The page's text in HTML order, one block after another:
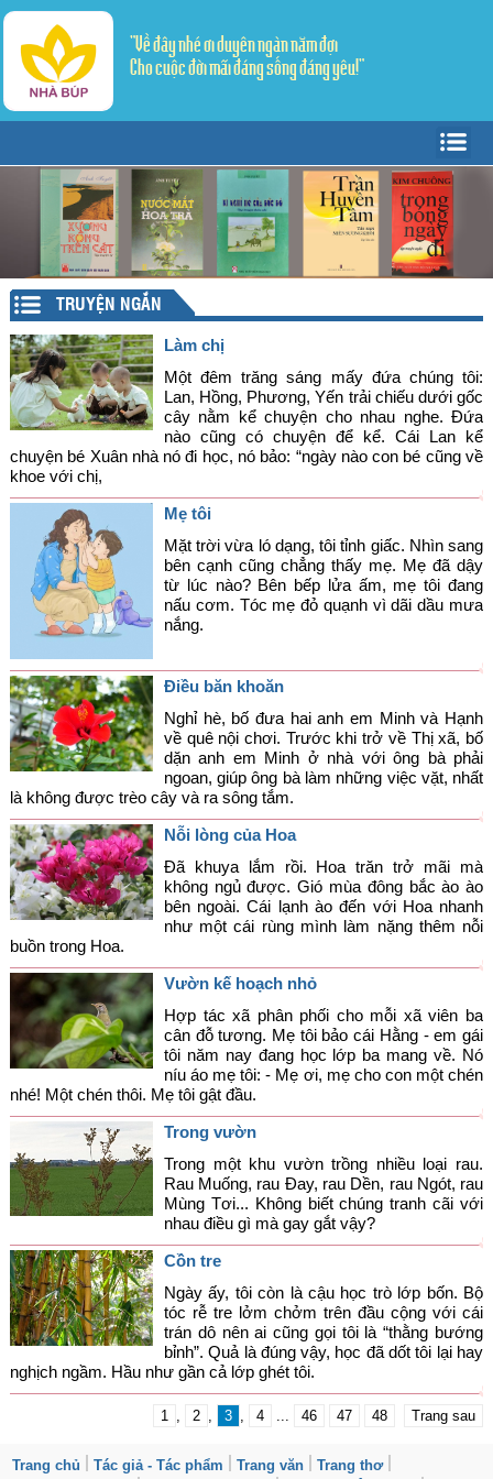
"Về đây nhé ơi duyên ngàn năm đợi
Cho cuộc đời mãi đáng sống đáng yêu!"
Giới thiệu
Tác giả - Tác phẩm
Trang văn ▼
Tản Văn
Truyện ngắn
Thể ký
Trang thơ ▼
Sáng tác
Dịch thơ
Văn học dân gian
Lý luận - Phê bình
Mỹ thuật - Âm nhạc
Góc chia sẻ
Liên hệ
Tìm kiếm
TRUYỆN NGẮN
Làm chị
Một đêm trăng sáng mấy đứa chúng tôi:
Lan, Hồng, Phương, Yến trải chiếu dưới gốc
cây nằm kể chuyện cho nhau nghe. Đứa
nào cũng có chuyện để kể. Cái Lan kể
chuyện bé Xuân nhà nó đi học, nó bảo: “ngày nào con bé cũng về
khoe với chị,
Mẹ tôi
Mặt trời vừa ló dạng, tôi tỉnh giấc. Nhìn sang
bên cạnh cũng chẳng thấy mẹ. Mẹ đã dậy
từ lúc nào? Bên bếp lửa ấm, mẹ tôi đang
nấu cơm. Tóc mẹ đỏ quạnh vì dãi dầu mưa
nắng.
Điều băn khoăn
Nghỉ hè, bố đưa hai anh em Minh và Hạnh
về quê nội chơi. Trước khi trở về Thị xã, bố
dặn anh em Minh ở nhà với ông bà phải
ngoan, giúp ông bà làm những việc vặt, nhất
là không được trèo cây và ra sông tắm.
Nỗi lòng của Hoa
Đã khuya lắm rồi. Hoa trăn trở mãi mà
không ngủ được. Gió mùa đông bắc ào ào
bên ngoài. Cái lạnh ào đến với Hoa nhanh
như một cái rùng mình làm nặng thêm nỗi
buồn trong Hoa.
Vườn kế hoạch nhỏ
Hợp tác xã phân phối cho mỗi xã viên ba
cân đỗ tương. Mẹ tôi bảo cái Hằng - em gái
tôi năm nay đang học lớp ba mang về. Nó
níu áo mẹ tôi: - Mẹ ơi, mẹ cho con một chén
nhé! Một chén thôi. Mẹ tôi gật đầu.
Trong vườn
Trong một khu vườn trồng nhiều loại rau.
Rau Muống, rau Đay, rau Dền, rau Ngót, rau
Mùng Tơi... Không biết chúng tranh cãi với
nhau điều gì mà gay gắt vậy?
Cồn tre
Ngày ấy, tôi còn là cậu học trò lớp bốn. Bộ
tóc rễ tre lởm chởm trên đầu cộng với cái
trán dô nên ai cũng gọi tôi là “thằng bướng
bỉnh”. Quả là đúng vậy, học đã dốt tôi lại hay
nghịch ngầm. Hầu như gần cả lớp ghét tôi.
1 2 3 4 46 47 48 Trang sau
Trang chủ Tác giả - Tác phẩm Trang văn
Trang thơ